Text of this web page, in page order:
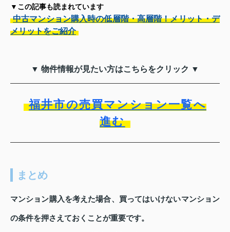
▼この記事も読まれています
中古マンション購入時の低層階・高層階！メリット・デ
メリットをご紹介
▼ 物件情報が見たい方はこちらをクリック ▼
福井市の売買マンション一覧へ
進む
まとめ
マンション購入を考えた場合、買ってはいけないマンション
の条件を押さえておくことが重要です。